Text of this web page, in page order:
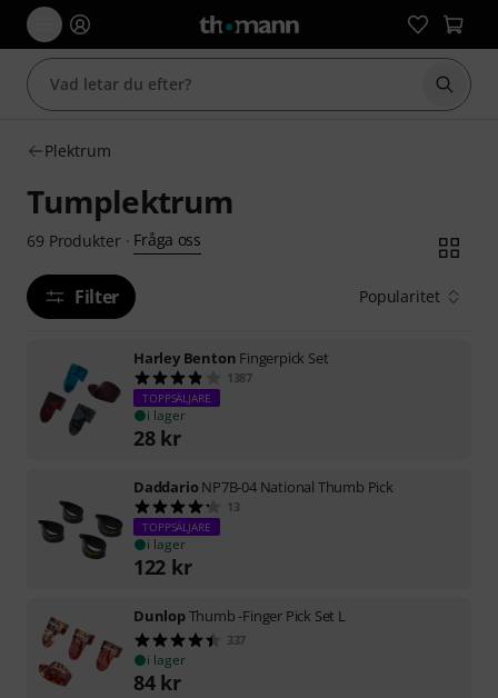
Börja
Plektrum
Tumplektrum
69 Produkter· Fråga oss
Filter Popularitet
Harley Benton Fingerpick Set
1387
TOPPSÄLJARE
i lager
28 kr
DaddarioNP7B-04 National Thumb Pick
13
TOPPSÄLJARE
i lager
122 kr
DunlopThumb -Finger Pick Set L
337
i lager
84 kr